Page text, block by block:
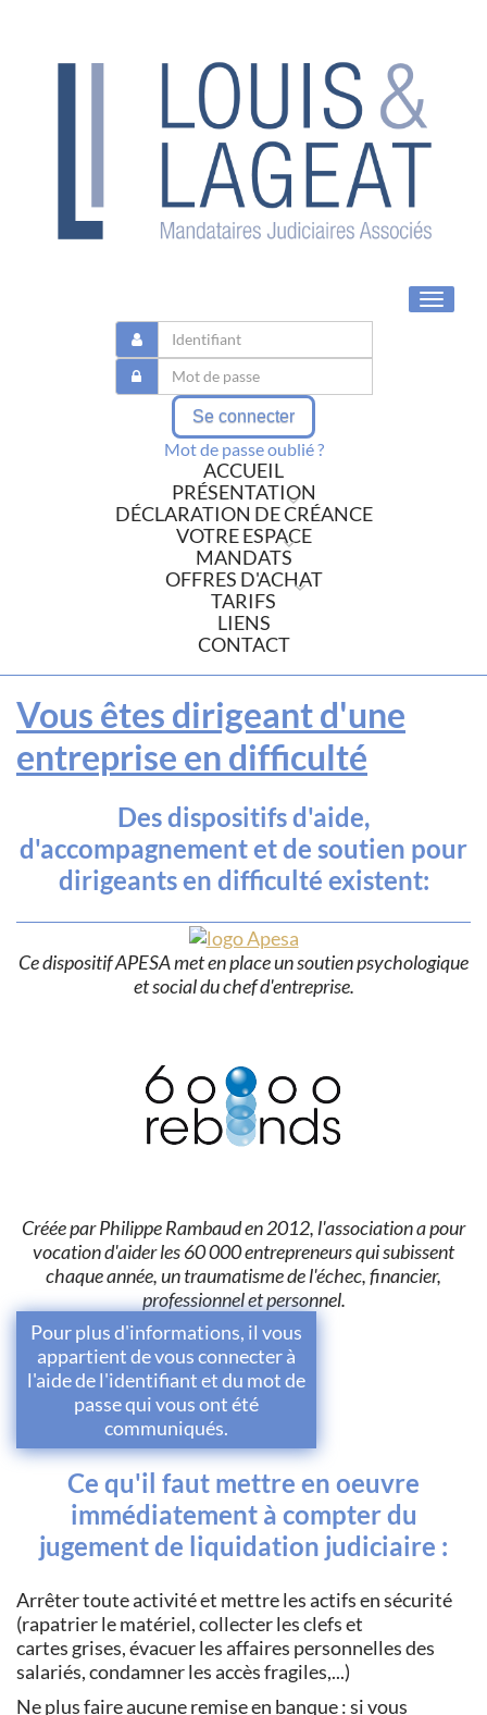
Toggle
Se connecter
Mot de passe oublié ?
ACCUEIL
PRÉSENTATION
DÉCLARATION DE CRÉANCE
VOTRE ESPACE
MANDATS
OFFRES D'ACHAT
TARIFS
LIENS
CONTACT
Vous êtes dirigeant d'une
entreprise en difficulté
Des dispositifs d'aide,
d'accompagnement et de soutien pour
dirigeants en difficulté existent:
Ce dispositif APESA met en place un soutien psychologique
et social du chef d'entreprise.
Créée par Philippe Rambaud en 2012, l'association a pour
vocation d'aider les 60 000 entrepreneurs qui subissent
chaque année, un traumatisme de l'échec, financier,
professionnel et personnel.
Pour plus d'informations, il vous
appartient de vous connecter à
l'aide de l'identifiant et du mot de
passe qui vous ont été
communiqués.
Ce qu'il faut mettre en oeuvre
immédiatement à compter du
jugement de liquidation judiciaire :
Arrêter toute activité et mettre les actifs en sécurité
(rapatrier le matériel, collecter les clefs et
cartes grises, évacuer les affaires personnelles des
salariés, condamner les accès fragiles,...)
Ne plus faire aucune remise en banque : si vous